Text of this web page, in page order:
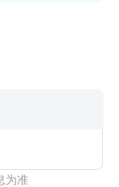
为准